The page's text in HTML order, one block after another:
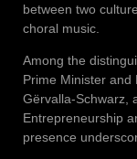
between two
choral music.
Among the
Prime Minister and
Gërvalla-Schwarz,
Entrepreneurship
presence